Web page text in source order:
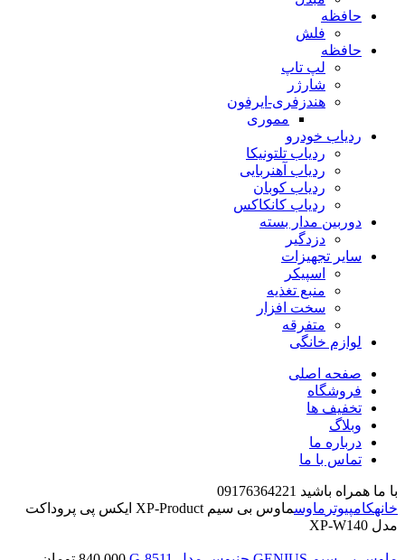
حافظه
فلش
حافظه
لپ تاپ
شارژر
هندزفری-ایرفون
مموری
ردیاب خودرو
ردیاب تلتونیکا
ردیاب آهنربایی
ردیاب کوبان
ردیاب کانکاکس
دوربین مدار بسته
دزدگیر
سایر تجهیزات
اسپیکر
منبع تغذیه
سخت افزار
متفرقه
لوازم خانگی
صفحه اصلی
فروشگاه
تخفیف ها
وبلاگ
درباره ما
تماس با ما
با ما همراه باشید 09176364221
خانهکامپیوتر ماوس
ماوس بی سیم XP-Product ایکس پی پروداکت
مدل XP-W140